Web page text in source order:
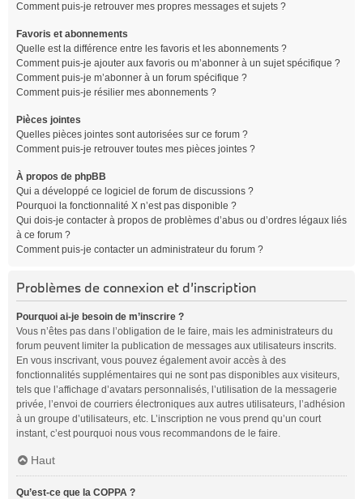
Comment puis-je retrouver mes propres messages et sujets ?
Favoris et abonnements
Quelle est la différence entre les favoris et les abonnements ?
Comment puis-je ajouter aux favoris ou m’abonner à un sujet spécifique ?
Comment puis-je m’abonner à un forum spécifique ?
Comment puis-je résilier mes abonnements ?
Pièces jointes
Quelles pièces jointes sont autorisées sur ce forum ?
Comment puis-je retrouver toutes mes pièces jointes ?
À propos de phpBB
Qui a développé ce logiciel de forum de discussions ?
Pourquoi la fonctionnalité X n’est pas disponible ?
Qui dois-je contacter à propos de problèmes d’abus ou d’ordres légaux liés
à ce forum ?
Comment puis-je contacter un administrateur du forum ?
Problèmes de connexion et d’inscription
Pourquoi ai-je besoin de m’inscrire ?
Vous n’êtes pas dans l’obligation de le faire, mais les administrateurs du
forum peuvent limiter la publication de messages aux utilisateurs inscrits.
En vous inscrivant, vous pouvez également avoir accès à des
fonctionnalités supplémentaires qui ne sont pas disponibles aux visiteurs,
tels que l’affichage d’avatars personnalisés, l’utilisation de la messagerie
privée, l’envoi de courriers électroniques aux autres utilisateurs, l’adhésion
à un groupe d’utilisateurs, etc. L’inscription ne vous prend qu’un court
instant, c’est pourquoi nous vous recommandons de le faire.
Haut
Qu’est-ce que la COPPA ?